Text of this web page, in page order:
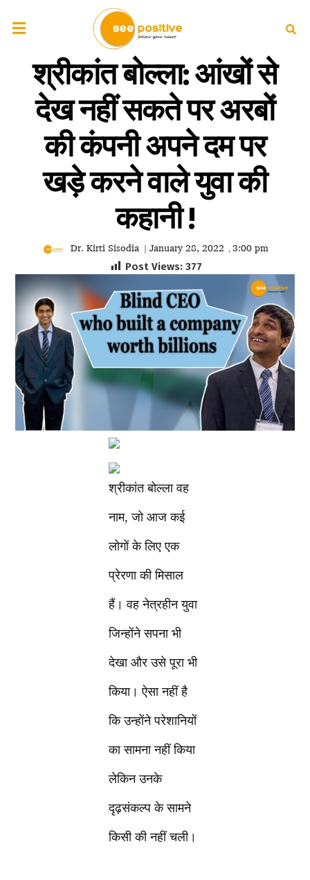
श्रीकांत बोल्ला: आंखों से
देख नहीं सकते पर अरबों
की कंपनी अपने दम पर
खड़े करने वाले युवा की
कहानी !
Dr. Kirti Sisodia | January 28, 2022 , 3:00 pm
Post Views: 377
श्रीकांत बोल्ला वह
नाम, जो आज कई
लोगों के लिए एक
प्रेरणा की मिसाल
हैं। वह नेत्रहीन युवा
जिन्होंने सपना भी
देखा और उसे पूरा भी
किया। ऐसा नहीं है
कि उन्होंने परेशानियों
का सामना नहीं किया
लेकिन उनके
दृढ़संकल्प के सामने
किसी की नहीं चली।